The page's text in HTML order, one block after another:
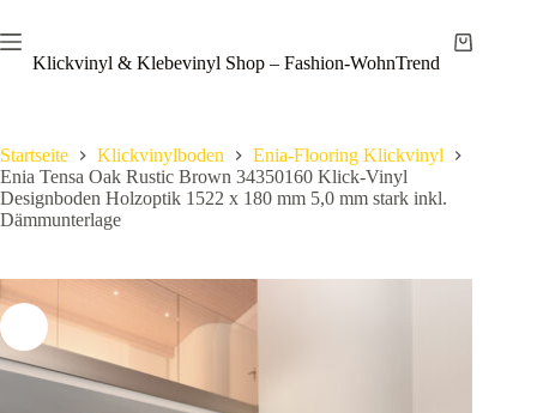
Inhalt
springenKlickvinyl & Klebevinyl Shop – Fashion-WohnTrend
Warenkorb
Startseite Klickvinylboden
Enia-Flooring Klickvinyl
Enia Tensa Oak Rustic Brown 34350160 Klick-Vinyl
Designboden Holzoptik 1522 x 180 mm 5,0 mm stark inkl.
Dämmunterlage